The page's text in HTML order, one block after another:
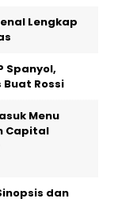
Lengkap
Spanyol,
Rossi
Menu
Capital
dan